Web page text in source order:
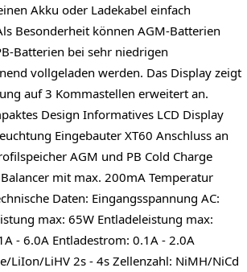
Akku oder Ladekabel einfach
Besonderheit können AGM-Batterien
Batterien bei sehr niedrigen
vollgeladen werden. Das Display zeigt
auf 3 Kommastellen erweitert an.
Design Informatives LCD Display
Eingebauter XT60 Anschluss an
AGM und PB Cold Charge
mit max. 200mA Temperatur
Daten: Eingangsspannung AC:
max: 65W Entladeleistung max:
- 6.0A Entladestrom: 0.1A - 2.0A
LiIon/LiHV 2s - 4s Zellenzahl: NiMH/NiCd